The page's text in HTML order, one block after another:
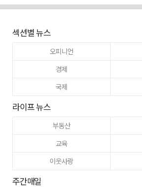
섹션별 뉴스
오피니언
경제
국제
라이프 뉴스
부동산
교육
이웃사랑
주간매일